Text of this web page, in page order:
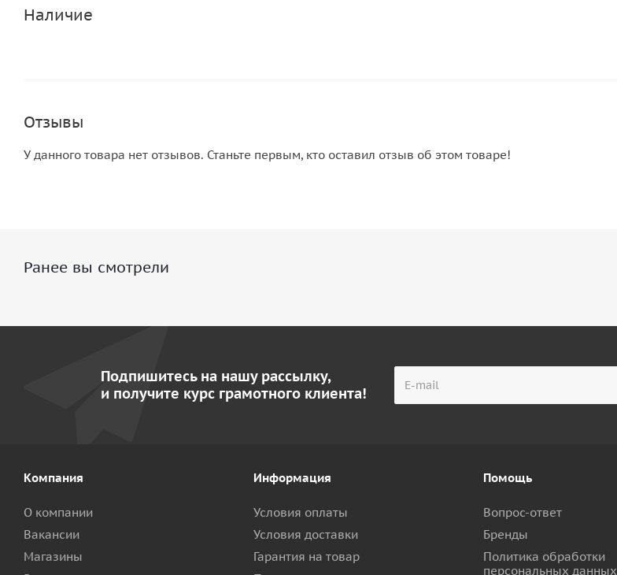
Наличие
Отзывы
У данного товара нет отзывов. Станьте первым, кто оставил отзыв об этом товаре!
Ранее вы смотрели
Подпишитесь на нашу рассылку,
и получите курс грамотного клиента!
Компания
О компании
Вакансии
Магазины
Информация
Условия оплаты
Условия доставки
Гарантия на товар
Помощь
Вопрос-ответ
Бренды
Политика обработки
персональных данных